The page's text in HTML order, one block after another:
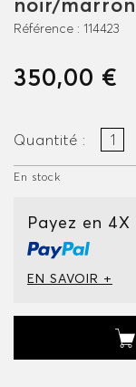
Référence : 114423
350,00 €
Quantité :
En stock
Payez en 4X
EN SAVOIR +